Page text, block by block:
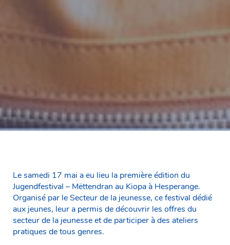
Le samedi 17 mai a eu lieu la première édition du
Jugendfestival – Mëttendran au Kiopa à Hesperange.
Organisé par le Secteur de la jeunesse, ce festival dédié
aux jeunes, leur a permis de découvrir les offres du
secteur de la jeunesse et de participer à des ateliers
pratiques de tous genres.